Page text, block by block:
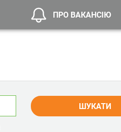
ПРО ВАКАНСІЮ
ШУКАТИ